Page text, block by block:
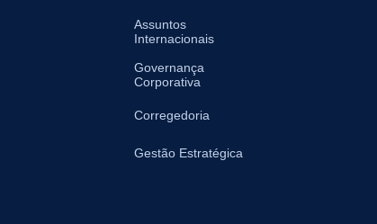
Assuntos
Internacionais
Governança
Corporativa
Corregedoria
Gestão Estratégica